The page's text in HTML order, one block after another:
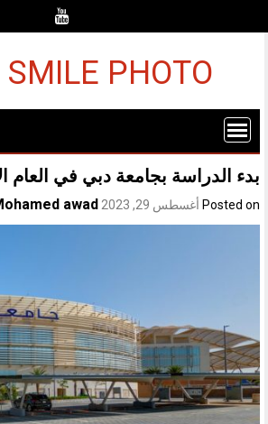
SMILE PHOTO
بدء الدراسة بجامعة دبي في العام
Posted on أغسطس 29, 2023 awad